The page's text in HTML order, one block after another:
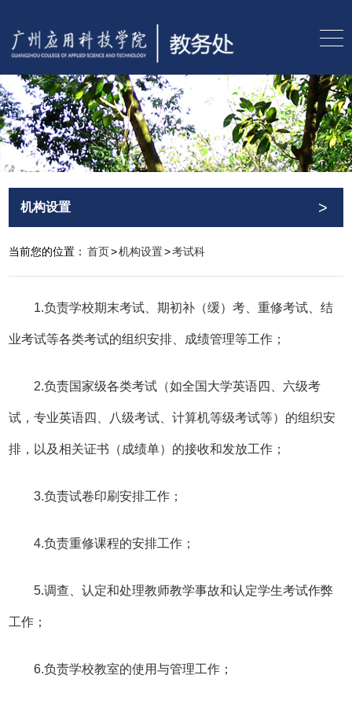
机构设置 >
当前您的位置： 首页>机构设置>考试科
1.负责学校期末考试、期初补（缓）考、重修考试、结
业考试等各类考试的组织安排、成绩管理等工作；
2.负责国家级各类考试（如全国大学英语四、六级考
试，专业英语四、八级考试、计算机等级考试等）的组织安
排，以及相关证书（成绩单）的接收和发放工作；
3.负责试卷印刷安排工作；
4.负责重修课程的安排工作；
5.调查、认定和处理教师教学事故和认定学生考试作弊
工作；
6.负责学校教室的使用与管理工作；